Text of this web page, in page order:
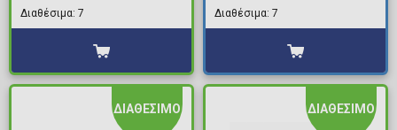
Διαθέσιμα: 7 Διαθέσιμα: 7
ΔΙΑΘΕΣΙΜΟ ΔΙΑΘΕΣΙΜΟ